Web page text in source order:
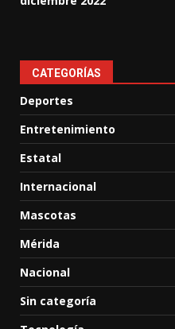
CATEGORÍAS
Deportes
Entretenimiento
Estatal
Internacional
Mascotas
Mérida
Nacional
Sin categoría